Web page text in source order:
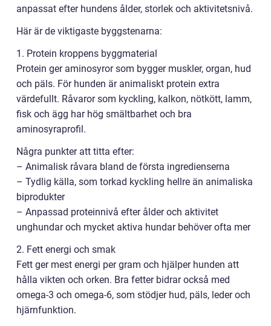
anpassat efter hundens ålder, storlek och aktivitetsnivå.
Här är de viktigaste byggstenarna:
1. Protein kroppens byggmaterial
Protein ger aminosyror som bygger muskler, organ, hud
och päls. För hunden är animaliskt protein extra
värdefullt. Råvaror som kyckling, kalkon, nötkött, lamm,
fisk och ägg har hög smältbarhet och bra
aminosyraprofil.
Några punkter att titta efter:
– Animalisk råvara bland de första ingredienserna
– Tydlig källa, som torkad kyckling hellre än animaliska
biprodukter
– Anpassad proteinnivå efter ålder och aktivitet
unghundar och mycket aktiva hundar behöver ofta mer
2. Fett energi och smak
Fett ger mest energi per gram och hjälper hunden att
hålla vikten och orken. Bra fetter bidrar också med
omega-3 och omega-6, som stödjer hud, päls, leder och
hjärnfunktion.